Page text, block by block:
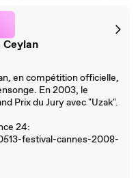
Ceylan
en compétition officielle,
En 2003, le
Prix du Jury avec "Uzak".
24:
festival-cannes-2008-